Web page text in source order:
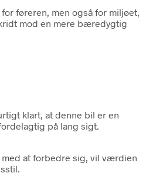
føreren, men også for miljøet,
mod en mere bæredygtig
klart, at denne bil er en
på lang sigt.
at forbedre sig, vil værdien